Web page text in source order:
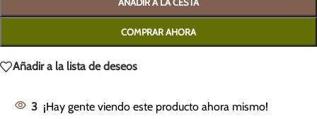
COMPRAR AHORA
Añadir a la lista de deseos
3 ¡Hay gente viendo este producto ahora mismo!